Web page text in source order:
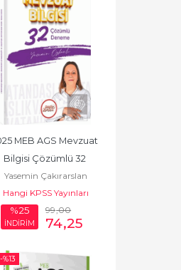
MEB AGS Mevzuat
Bilgisi Çözümlü 32
Deneme Sınavı
Yasemin Çakırarslan
Özkanlı
Hangi KPSS Yayınları
%25
İNDİRİM
99,00
74,25
-%13